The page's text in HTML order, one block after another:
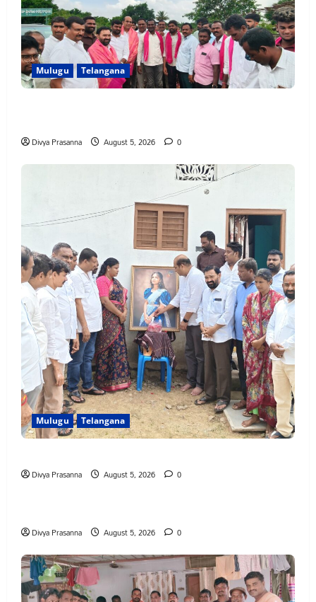
Mulugu Telangana
Divya Prasanna August 5, 2026 0
Mulugu Telangana
Divya Prasanna August 5, 2026 0
Mahabubabad Telangana
Divya Prasanna August 5, 2026 0